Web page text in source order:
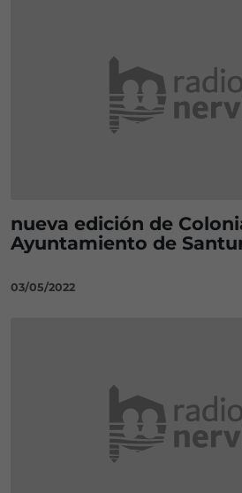
nueva edición de
Ayuntamiento de
03/05/2022